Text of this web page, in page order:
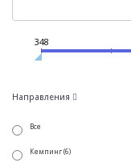
348
Направления
Все
Кемпинг (6)